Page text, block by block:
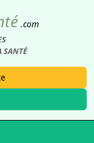
.com
SANTÉ